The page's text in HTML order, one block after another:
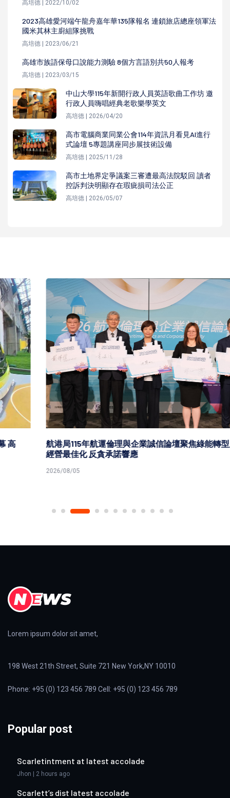
高培德 | 2022/10/02
2023高雄愛河端午龍舟嘉年華135隊報名 連鎖旅店總座領軍法
國米其林主廚組隊挑戰
高培德 | 2023/06/21
高雄市族語保母口說能力測驗 8個方言語別共50人報考
高培德 | 2023/03/15
中山大學115年新開行政人員英語歌曲工作坊 邀
行政人員嗨唱經典老歌樂學英文
高培德 | 2026/04/20
高市電腦商業同業公會114年資訊月看見AI進行
式論壇 5專題講座同步展技術設備
高培德 | 2025/11/28
高市土地界定爭議案三審遭最高法院駁回 讀者
控訴判決明顯存在瑕疵損司法公正
高培德 | 2026/05/07
航港局115年航運倫理與企業誠信論壇聚焦綠能轉型廉潔
經營最佳化 反貪承諾響應
Lorem ipsum dolor sit amet,
198 West 21th Street, Suite 721 New York,NY 10010
Phone: +95 (0) 123 456 789 Cell: +95 (0) 123 456 789
Popular post
Scarletintment at latest accolade
Jhon | 2 hours ago
Scarlett’s dist latest accolade